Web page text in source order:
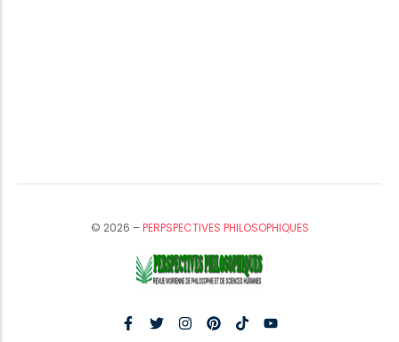
© 2026 –PERPSPECTIVES PHILOSOPHIQUES